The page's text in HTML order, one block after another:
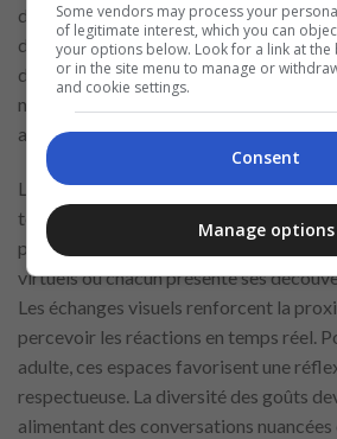
discussion. Pour les plus de quarante
deviennent des occasions de
d’apprendre des autres. La
neutre et culturelle, devient un vecteur
accessible.
Les discussions autour de la musique et
terrain propice à l’analyse et au partage
plateformes numériques facilitent la
virtuels où chacun présente ses
Les échanges visuels renforcent la
percevoir les réactions en temps réel.
adulte, ces espaces favorisent une
respectueuse. La diversité des goûts
alimentant des conversations nuancées
Some vendors may process your
of legitimate interest, which you can
your options below. Look for a link at
or in the site menu to manage or
and cookie settings.
Consent
Manage options